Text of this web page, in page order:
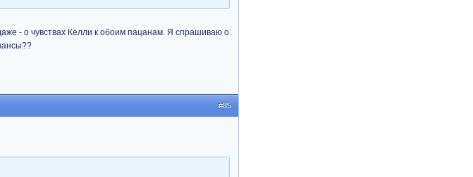
- о чувствах Келли к обоим пацанам. Я спрашиваю о
#85